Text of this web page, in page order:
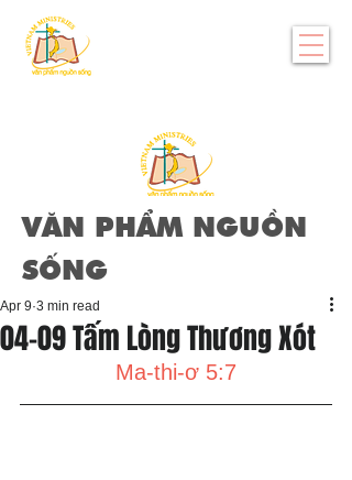
VĂN PHẨM NGUỒN
SỐNG
04-09 Tấm Lòng Thương Xót
Apr 9 3 min read
Ma-thi-ơ 5:7